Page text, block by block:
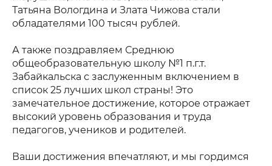
Татьяна Вологдина и Злата Чижова стали
обладателями 100 тысяч рублей.
А также поздравляем Среднюю
общеобразовательную школу №1 п.г.т.
Забайкальска с заслуженным включением в
список 25 лучших школ страны! Это
замечательное достижение, которое отражает
высокий уровень образования и труда
педагогов, учеников и родителей.
Ваши достижения впечатляют, и мы гордимся